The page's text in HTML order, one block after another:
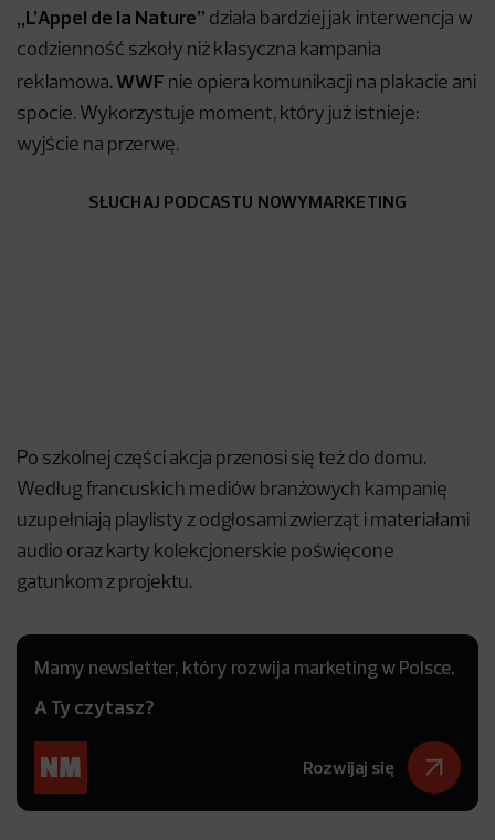
„L’Appel de la Nature” działa bardziej jak interwencja w
codzienność szkoły niż klasyczna kampania
reklamowa. WWF nie opiera komunikacji na plakacie ani
spocie. Wykorzystuje moment, który już istnieje:
wyjście na przerwę.
SŁUCHAJ PODCASTU NOWYMARKETING
Po szkolnej części akcja przenosi się też do domu.
Według francuskich mediów branżowych kampanię
uzupełniają playlisty z odgłosami zwierząt i materiałami
audio oraz karty kolekcjonerskie poświęcone
gatunkom z projektu.
Mamy newsletter, który rozwija marketing w Polsce.
A Ty czytasz?
Rozwijaj się